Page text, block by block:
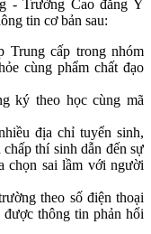
- Trường Cao đẳng Y
tin cơ bản sau:
Trung cấp trong nhóm
cùng phẩm chất đạo
ký theo học cùng mã
địa chỉ tuyển sinh,
thí sinh dẫn đến sự
chọn sai lầm với người
theo số điện thoại
thông tin phản hổi